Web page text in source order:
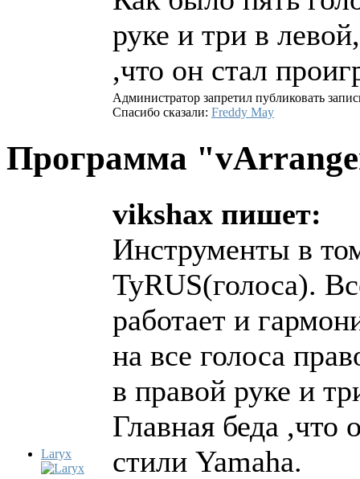
руке и три в
,что он стал
Администратор запретил публиковать
Спасибо сказали: Freddy May
Программа
Laryx
vikshax пишет:
Инструменты в
TyRUS(голоса).
работает и
на все голоса
в правой руке и
Главная беда ,что
стили Yamaha.